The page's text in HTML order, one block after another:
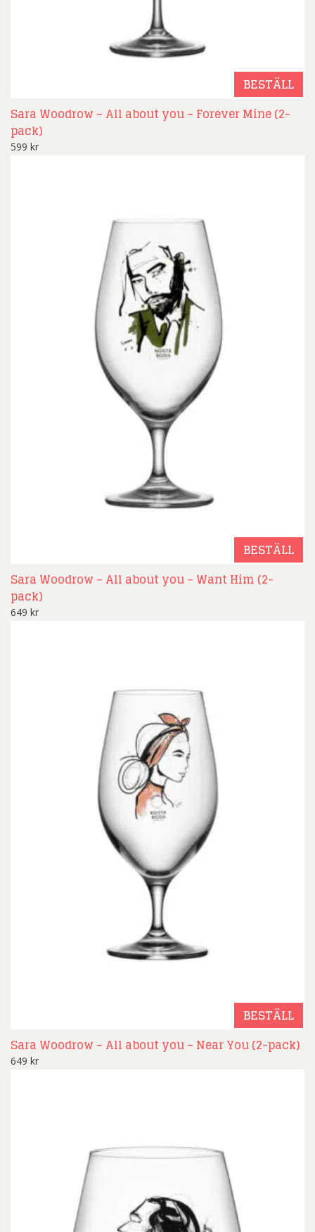
BESTÄLL
Sara Woodrow – All about you – Forever Mine (2-
pack)
599 kr
BESTÄLL
Sara Woodrow – All about you – Want Him (2-
pack)
649 kr
BESTÄLL
Sara Woodrow – All about you – Near You (2-pack)
649 kr